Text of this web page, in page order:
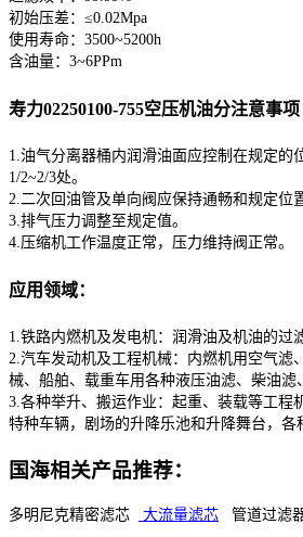
初始压差：≤0.02Mpa
使用寿命：3500~5200h
含油量：3~6PPm
寿力02250100-755空压机油分注意事项
1.油气分离器桶内润滑油面应控制在规定的
1/2~2/3处。
2.二次回油管及单向阀应保持通畅和规定位
3.排气压力调整至规定值。
4.压缩机工作温度正常，压力维持阀正常。
应用领域：
1.铁路内燃机及发电机：润滑油及机油的过
2.汽车发动机及工程机械：内燃机用空气滤
械、船舶、载重车用各种液压油滤、柴油滤
3.各种举升、搬运作业：起重、装载等工程
特种车辆，剧场的升降乐池和升降舞台，各
国海相关产品推荐：
多明尼克精密滤芯 大流量滤芯 管道过滤